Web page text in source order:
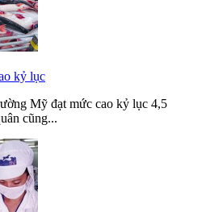
kỷ lục
Mỹ đạt mức cao kỷ lục 4,5
cũng...